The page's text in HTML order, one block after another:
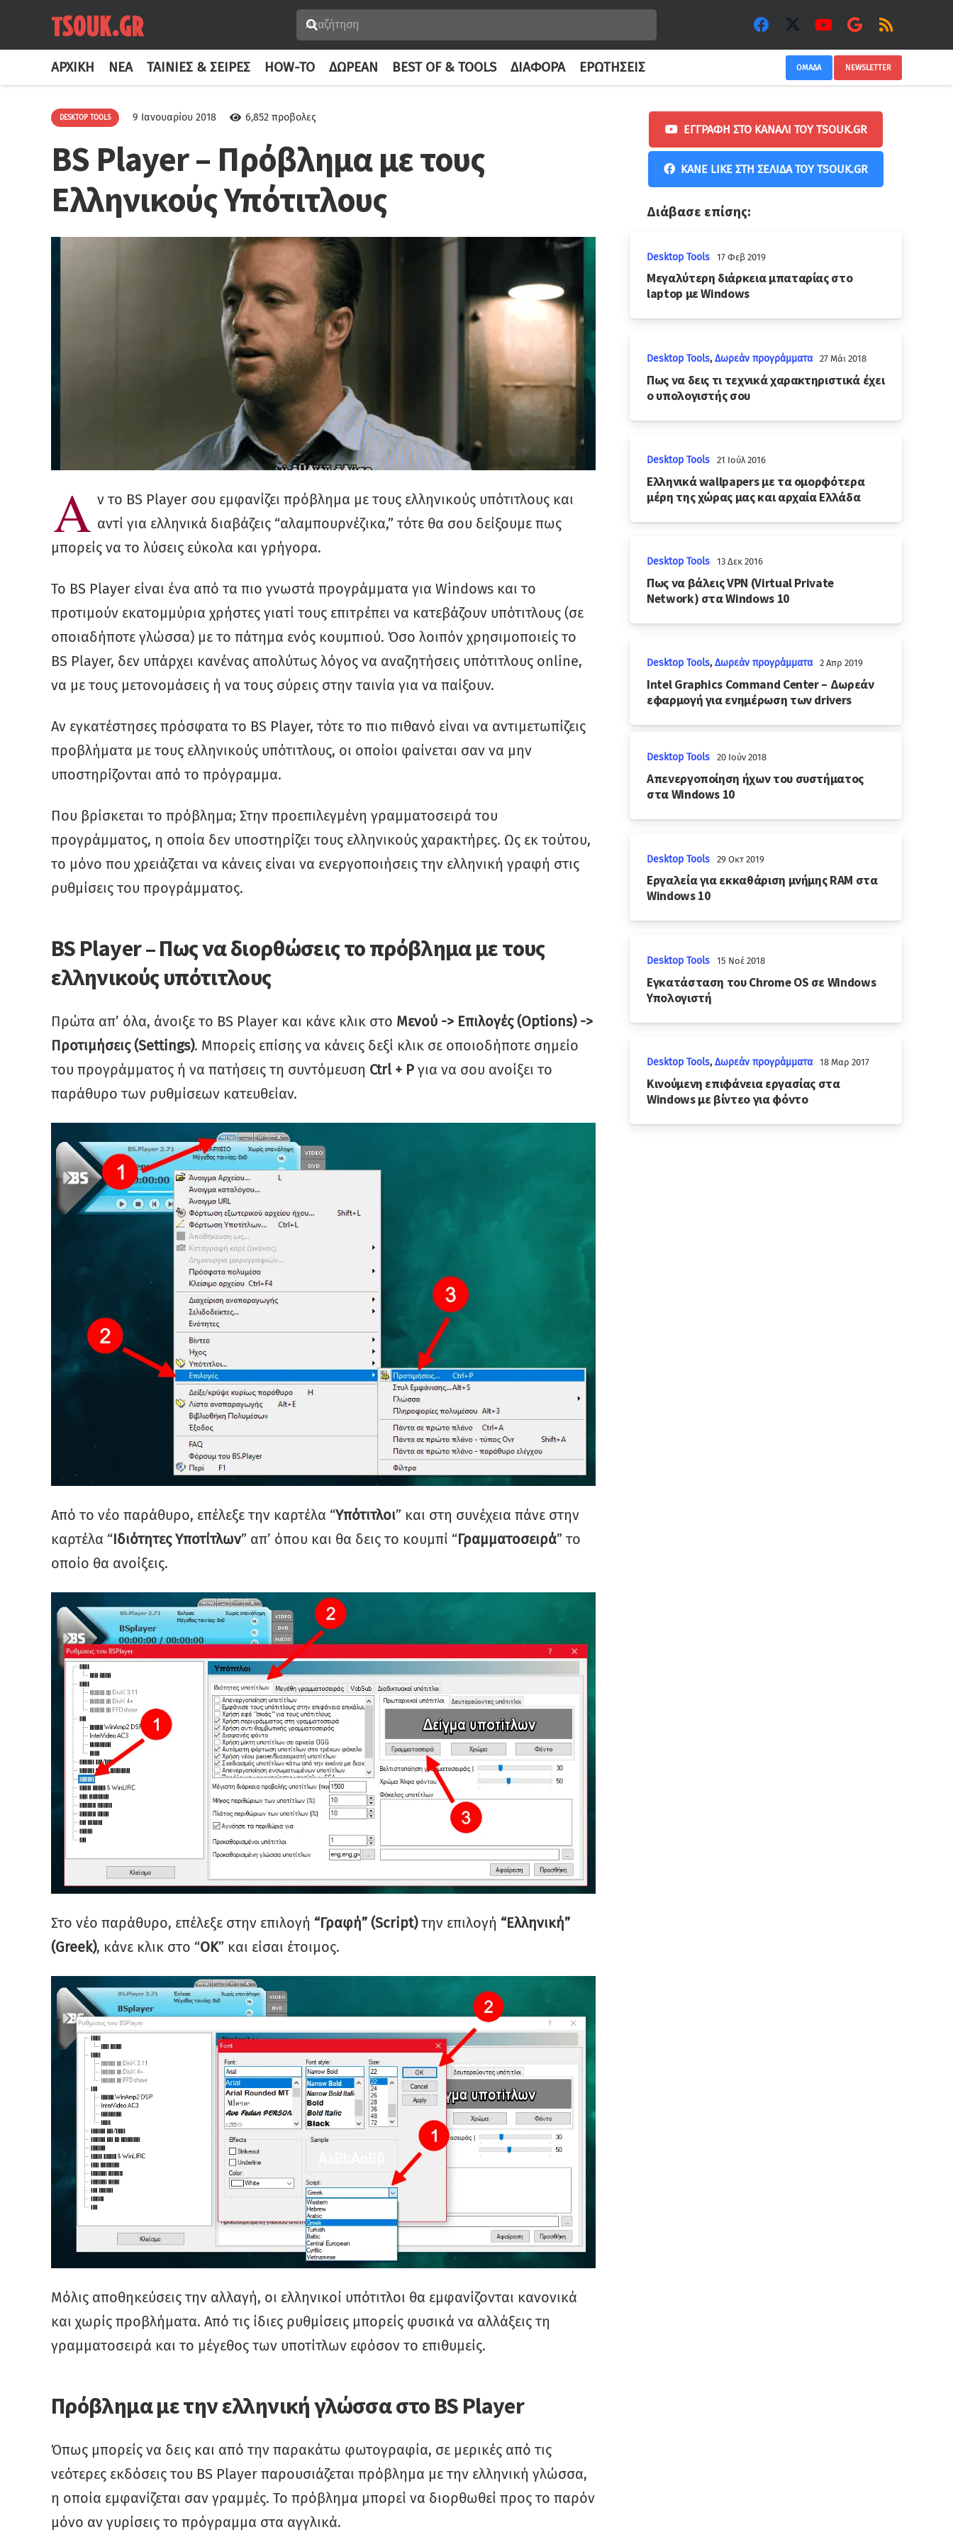
ΑΡΧΙΚΉ ΝΈΑ ΤΑΙΝΊΕΣ & ΣΕΙΡΈΣ HOW-TO ΔΩΡΕΆΝ BEST OF & TOOLS ΔΙΆΦΟΡΑ ΕΡΩΤΉΣΕΙΣ ΟΜΑΔΑ NEWSLETTER
DESKTOP TOOLS 9 Ιανουαρίου 2018 6,852 προβολες
BS Player – Πρόβλημα με τους
Ελληνικούς Υπότιτλους
Α ν το BS Player σου εμφανίζει πρόβλημα με τους ελληνικούς υπότιτλους και
αντί για ελληνικά διαβάζεις “αλαμπουρνέζικα,” τότε θα σου δείξουμε πως
μπορείς να το λύσεις εύκολα και γρήγορα.
Το BS Player είναι ένα από τα πιο γνωστά προγράμματα για Windows και το
προτιμούν εκατομμύρια χρήστες γιατί τους επιτρέπει να κατεβάζουν υπότιτλους (σε
οποιαδήποτε γλώσσα) με το πάτημα ενός κουμπιού. Όσο λοιπόν χρησιμοποιείς το
BS Player, δεν υπάρχει κανένας απολύτως λόγος να αναζητήσεις υπότιτλους online,
να με τους μετονομάσεις ή να τους σύρεις στην ταινία για να παίξουν.
Αν εγκατέστησες πρόσφατα το BS Player, τότε το πιο πιθανό είναι να αντιμετωπίζεις
προβλήματα με τους ελληνικούς υπότιτλους, οι οποίοι φαίνεται σαν να μην
υποστηρίζονται από το πρόγραμμα.
Που βρίσκεται το πρόβλημα; Στην προεπιλεγμένη γραμματοσειρά του
προγράμματος, η οποία δεν υποστηρίζει τους ελληνικούς χαρακτήρες. Ως εκ τούτου,
το μόνο που χρειάζεται να κάνεις είναι να ενεργοποιήσεις την ελληνική γραφή στις
ρυθμίσεις του προγράμματος.
BS Player – Πως να διορθώσεις το πρόβλημα με τους
ελληνικούς υπότιτλους
Πρώτα απ’ όλα, άνοιξε το BS Player και κάνε κλικ στο Μενού -> Επιλογές (Options) ->
Προτιμήσεις (Settings). Μπορείς επίσης να κάνεις δεξί κλικ σε οποιοδήποτε σημείο
του προγράμματος ή να πατήσεις τη συντόμευση Ctrl + P για να σου ανοίξει το
παράθυρο των ρυθμίσεων κατευθείαν.
Από το νέο παράθυρο, επέλεξε την καρτέλα “Υπότιτλοι” και στη συνέχεια πάνε στην
καρτέλα “Ιδιότητες Υποτίτλων” απ’ όπου και θα δεις το κουμπί “Γραμματοσειρά” το
οποίο θα ανοίξεις.
Στο νέο παράθυρο, επέλεξε στην επιλογή “Γραφή” (Script)την επιλογή “Ελληνική”
(Greek), κάνε κλικ στο “ΟΚ” και είσαι έτοιμος.
Μόλις αποθηκεύσεις την αλλαγή, οι ελληνικοί υπότιτλοι θα εμφανίζονται κανονικά
και χωρίς προβλήματα. Από τις ίδιες ρυθμίσεις μπορείς φυσικά να αλλάξεις τη
γραμματοσειρά και το μέγεθος των υποτίτλων εφόσον το επιθυμείς.
Πρόβλημα με την ελληνική γλώσσα στο BS Player
Όπως μπορείς να δεις και από την παρακάτω φωτογραφία, σε μερικές από τις
νεότερες εκδόσεις του BS Player παρουσιάζεται πρόβλημα με την ελληνική γλώσσα,
η οποία εμφανίζεται σαν γραμμές. Το πρόβλημα μπορεί να διορθωθεί προς το παρόν
μόνο αν γυρίσεις το πρόγραμμα στα αγγλικά.
ΕΓΓΡΑΦΉ ΣΤΟ ΚΑΝΆΛΙ ΤΟΥ TSOUK.GR
ΚΆΝΕ LIKE ΣΤΗ ΣΕΛΊΔΑ ΤΟΥ TSOUK.GR
Διάβασε επίσης:
Desktop Tools 17 Φεβ 2019
Μεγαλύτερη διάρκεια μπαταρίας στο
laptop με Windows
Desktop Tools,Δωρεάν προγράμματα 27 Μάι 2018
Πως να δεις τι τεχνικά χαρακτηριστικά έχει
ο υπολογιστής σου
Desktop Tools 21 Ιούλ 2016
Ελληνικά wallpapers με τα ομορφότερα
μέρη της χώρας μας και αρχαία Ελλάδα
Desktop Tools 13 Δεκ 2016
Πως να βάλεις VPN (Virtual Private
Network) στα Windows 10
Desktop Tools,Δωρεάν προγράμματα 2 Απρ 2019
Intel Graphics Command Center – Δωρεάν
εφαρμογή για ενημέρωση των drivers
Desktop Tools 20 Ιούν 2018
Απενεργοποίηση ήχων του συστήματος
στα Windows 10
Desktop Tools 29 Οκτ 2019
Εργαλεία για εκκαθάριση μνήμης RAM στα
Windows 10
Desktop Tools 15 Νοέ 2018
Εγκατάσταση του Chrome OS σε Windows
Υπολογιστή
Desktop Tools,Δωρεάν προγράμματα 18 Μαρ 2017
Κινούμενη επιφάνεια εργασίας στα
Windows με βίντεο για φόντο